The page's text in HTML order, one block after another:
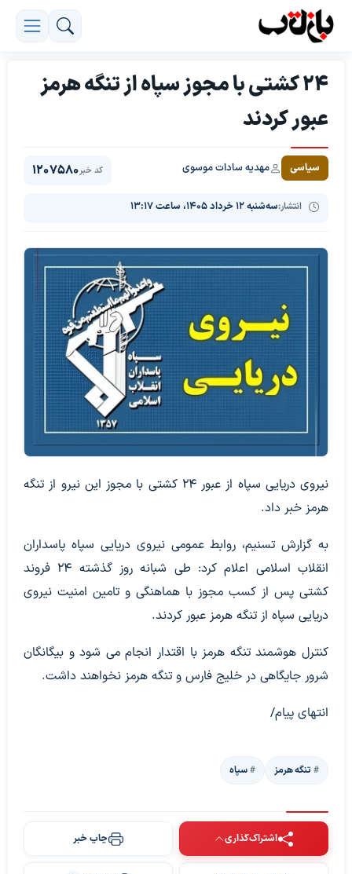
24 کشتی با مجوز سپاه از تنگه هرمز
عبور کردند
سیاسی مهدیه سادات موسوی
انتشار:سه‌شنبه ۱۲ خرداد ۱۴۰۵، ساعت ۱۳:۱۷
کد خبر1207580
نیروی دریایی سپاه از عبور 24 کشتی با مجوز این نیرو از تنگه
هرمز خبر داد.
به گزارش تسنیم، روابط عمومی نیروی دریایی سپاه پاسداران
انقلاب اسلامی اعلام کرد: طی شبانه روز گذشته 24 فروند
کشتی پس از کسب مجوز با هماهنگی و تامین امنیت نیروی
دریایی سپاه از تنگه هرمز عبور کردند.
کنترل هوشمند تنگه هرمز با اقتدار انجام می شود و بیگانگان
شرور جایگاهی در خلیج فارس و تنگه هرمز نخواهند داشت.
انتهای پیام/
تنگه هرمز سپاه
اشتراک‌گذاری چاپ خبر